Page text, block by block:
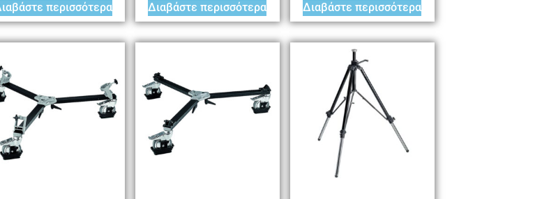
περισσότερα Διαβάστε περισσότερα Διαβάστε περισσότερα